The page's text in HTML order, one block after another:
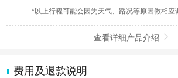
*以上行程可能会因为天气、路况等原因做相应
查看详细产品介绍 
费用及退款说明